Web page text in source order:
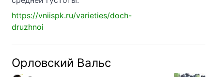
https://vniispk.ru/varieties/doch-
druzhnoi
Орловский Вальс